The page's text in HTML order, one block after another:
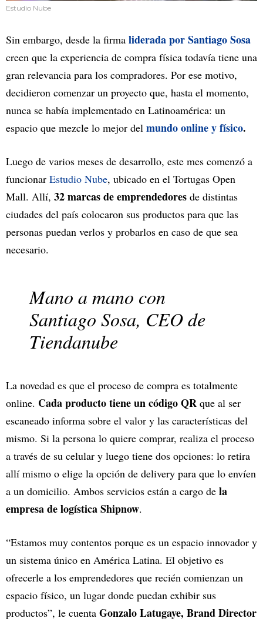
Estudio Nube
Sin embargo, desde la firma liderada por Santiago Sosa
creen que la experiencia de compra física todavía tiene una
gran relevancia para los compradores. Por ese motivo,
decidieron comenzar un proyecto que, hasta el momento,
nunca se había implementado en Latinoamérica: un
espacio que mezcle lo mejor del mundo online y físico.
Luego de varios meses de desarrollo, este mes comenzó a
funcionar Estudio Nube, ubicado en el Tortugas Open
Mall. Allí, 32 marcas de emprendedores de distintas
ciudades del país colocaron sus productos para que las
personas puedan verlos y probarlos en caso de que sea
necesario.
Mano a mano con
Santiago Sosa, CEO de
Tiendanube
La novedad es que el proceso de compra es totalmente
online. Cada producto tiene un código QR que al ser
escaneado informa sobre el valor y las características del
mismo. Si la persona lo quiere comprar, realiza el proceso
a través de su celular y luego tiene dos opciones: lo retira
allí mismo o elige la opción de delivery para que lo envíen
a un domicilio. Ambos servicios están a cargo de la
empresa de logística Shipnow.
“Estamos muy contentos porque es un espacio innovador y
un sistema único en América Latina. El objetivo es
ofrecerle a los emprendedores que recién comienzan un
espacio físico, un lugar donde puedan exhibir sus
productos”, le cuenta Gonzalo Latugaye, Brand Director